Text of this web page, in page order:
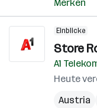
Merken
Einblicke
Store
A1
Heute
Austria